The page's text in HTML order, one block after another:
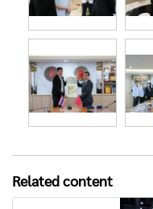
Related content